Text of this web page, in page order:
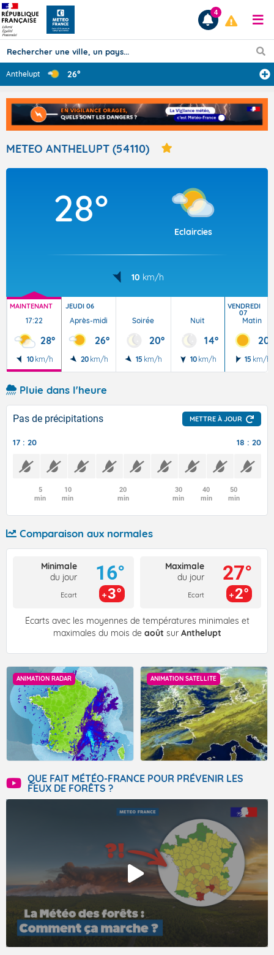
Prévisions
TOUS LES RÉSULTATS
Articles
4
Anthelupt 26°
METEO ANTHELUPT (54110)
28°
Eclaircies
10 km/h
MAINTENANT
17:22
28°
10 km/h
JEUDI 06
Après-midi
26°
20 km/h
Soirée
20°
15 km/h
Nuit
14°
10 km/h
VENDREDI
07
Matin
20°
15 km/h
Pluie dans l'heure
Pas de précipitations METTRE À JOUR
17 : 20 18 : 20
5
min
10
min
20
min
30
min
40
min
50
min
Comparaison aux normales
Minimale
du jour
Ecart
16°
3°
Maximale
du jour
Ecart
27°
2°
Écarts avec les moyennes de températures minimales et
maximales du mois de août sur Anthelupt
ANIMATION RADAR ANIMATION SATELLITE
QUE FAIT MÉTÉO-FRANCE POUR PRÉVENIR LES
FEUX DE FORÊTS ?